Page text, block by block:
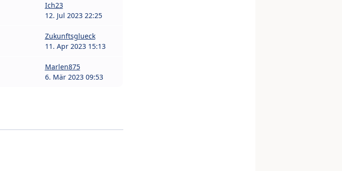
Ich23
12. Jul 2023 22:25
Zukunftsglueck
11. Apr 2023 15:13
Marlen875
6. Mär 2023 09:53